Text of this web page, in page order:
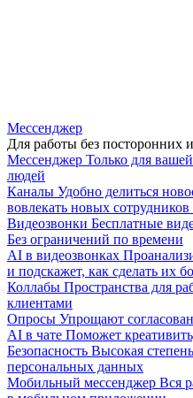
Мессенджер
Для работы без посторонних
Мессенджер Только для
людей
Каналы Удобно делиться
вовлекать новых сотрудников
Видеозвонки Бесплатные
Без ограничений по времени
AI в видеозвонках
и подскажет, как сделать их
Коллабы Пространства для
клиентами
Опросы Упрощают
AI в чате Поможет
Безопасность Высокая
персональных данных
Мобильный мессенджер Вся